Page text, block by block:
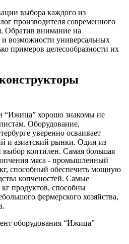
выбора каждого из
производителя современного
Обратив внимание на
возможности универсальных
примеров целесообразности их
“Ижица” хорошо знакомы не
Оборудование,
уверенно осваивает
и азиатский рынки. Один из
выбор коптилен. Самая большая
мяса - промышленный
кг, способный обеспечить мощную
копченостей. Самые
продуктов, способны
фермерского хозяйства,
оборудования “Ижица”